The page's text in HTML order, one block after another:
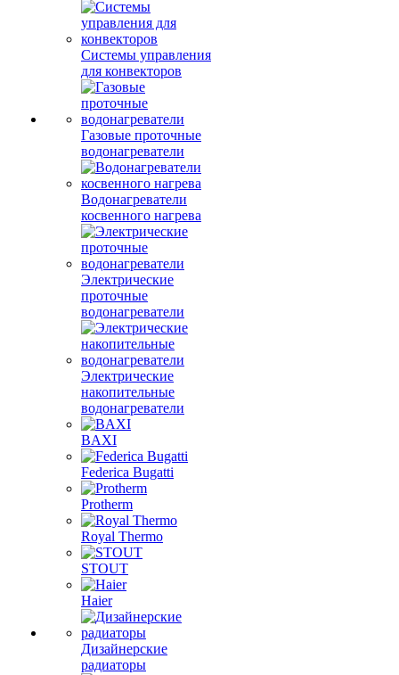
Системы управления
для конвекторов
Газовые проточные
водонагреватели
Водонагреватели
косвенного нагрева
Электрические
проточные
водонагреватели
Электрические
накопительные
водонагреватели
BAXI
Federica Bugatti
Protherm
Royal Thermo
STOUT
Haier
Дизайнерские
радиаторы